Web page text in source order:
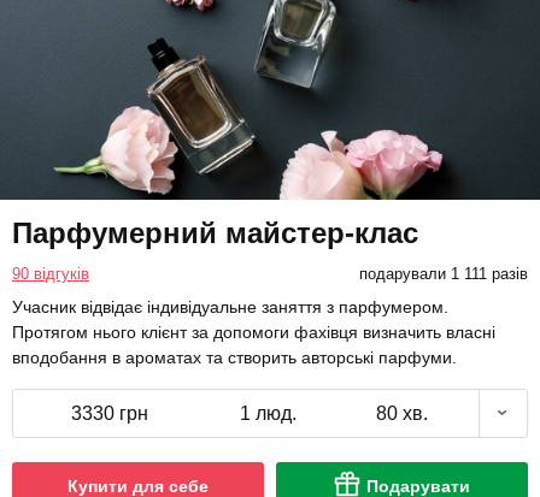
Парфумерний майстер-клас
90 відгуків подарували 1 111 разів
Учасник відвідає індивідуальне заняття з парфумером.
Протягом нього клієнт за допомоги фахівця визначить власні
вподобання в ароматах та створить авторські парфуми.
3330 грн 1 люд. 80 хв.
Купити для себе Подарувати